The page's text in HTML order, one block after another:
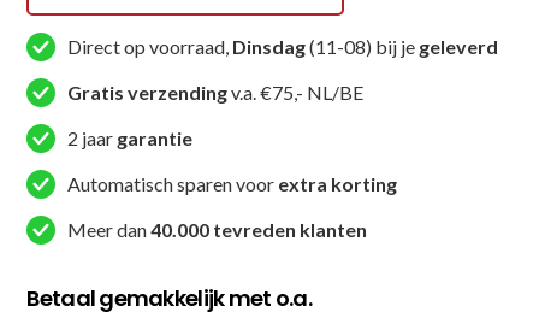
Direct op voorraad, Dinsdag(11-08) bij je geleverd
Gratis verzendingv.a. €75,- NL/BE
2 jaar garantie
Automatisch sparen voor extra korting
Meer dan40.000 tevreden klanten
Betaal gemakkelijk met o.a.